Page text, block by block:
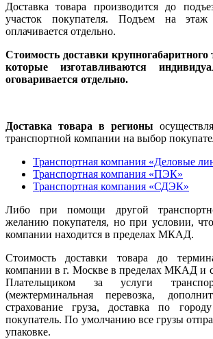
Доставка товара производится до
участок покупателя. Подъем на этаж
оплачивается отдельно.
Стоимость доставки крупногабаритного
которые изготавливаются
оговаривается отдельно.
Доставка товара в регионы
транспортной компании на выбор
Транспортная компания «Деловые
Транспортная компания «ПЭК»
Транспортная компания «СДЭК»
Либо при помощи другой
желанию покупателя, но при условии,
компании находится в пределах МКАД.
Стоимость доставки товара до
компании в г. Москве в пределах МКАД и
Плательщиком за услуги
(межтерминальная перевозка,
страхование груза, доставка по
покупатель. По умолчанию все грузы
упаковке.